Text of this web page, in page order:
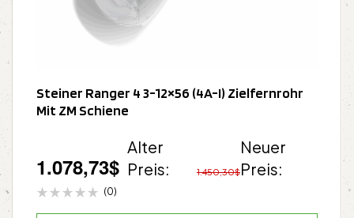
Steiner Ranger 4 3-12×56 (4A-I) Zielfernrohr
Mit ZM Schiene
Alter
Preis:
1.450,30$
Neuer
Preis:
1.078,73$
(0)